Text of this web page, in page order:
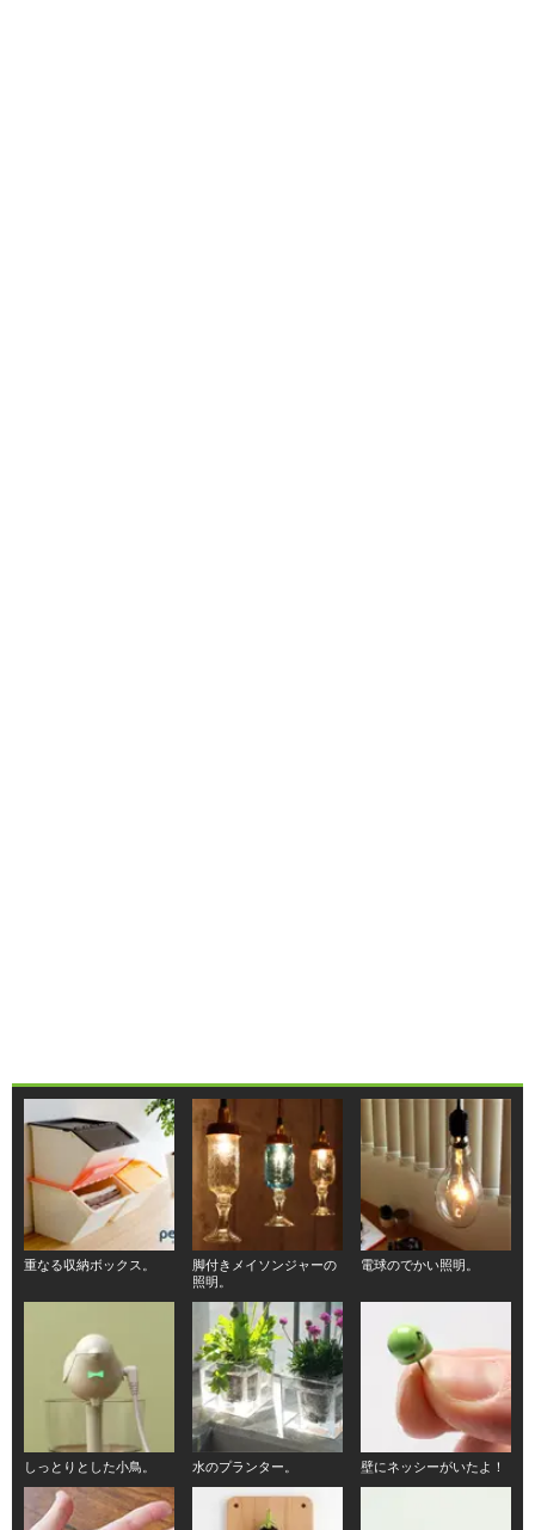
重なる収納ボックス。
脚付きメイソンジャーの
照明。
電球のでかい照明。
しっとりとした小鳥。 水のプランター。 壁にネッシーがいたよ！